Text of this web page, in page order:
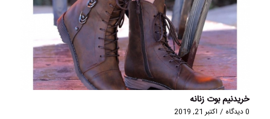
خریدنیم بوت زنانه
0 دیدگاه / اکتبر 21, 2019